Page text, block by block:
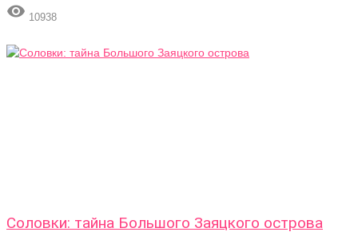
 10938
Соловки: тайна Большого Заяцкого острова